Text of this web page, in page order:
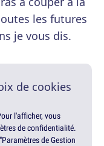
les futures
je vous dis.
de cookies
l'afficher, vous
de confidentialité.
de Gestion